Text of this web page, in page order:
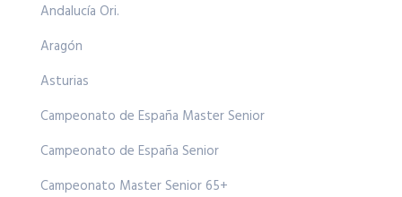
Andalucía Ori.
Aragón
Asturias
Campeonato de España Master Senior
Campeonato de España Senior
Campeonato Master Senior 65+